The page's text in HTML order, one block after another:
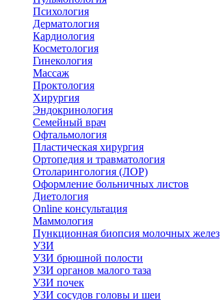
Психология
Дерматология
Кардиология
Косметология
Гинекология
Массаж
Проктология
Хирургия
Эндокринология
Семейный врач
Офтальмология
Пластическая хирургия
Ортопедия и травматология
Отоларингология (ЛОР)
Оформление больничных листов
Диетология
Online консультация
Маммология
Пункционная биопсия молочных желез
УЗИ
УЗИ брюшной полости
УЗИ органов малого таза
УЗИ почек
УЗИ сосудов головы и шеи